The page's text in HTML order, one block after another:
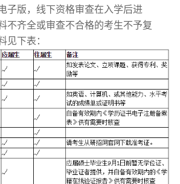
子版，线下资格审查在入学后进
不齐全或审查不合格的考生不予复
见下表：